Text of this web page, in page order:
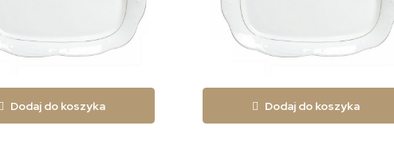
Dodaj do koszyka Dodaj do koszyka